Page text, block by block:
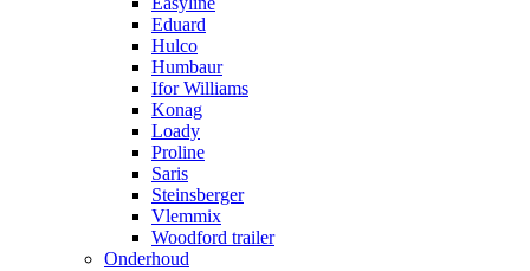
Eduard
Hulco
Humbaur
Ifor Williams
Konag
Loady
Proline
Saris
Steinsberger
Vlemmix
Woodford trailer
Onderhoud